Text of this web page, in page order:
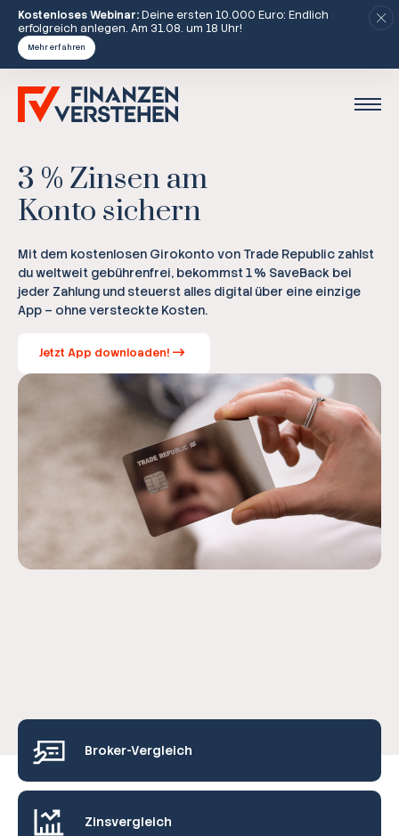
Kostenloses Webinar:Deine ersten 10.000 Euro: Endlich
erfolgreich anlegen. Am 31.08. um 18 Uhr!
Mehr erfahren
3 % Zinsen am
Konto sichern
Mit dem kostenlosen Girokonto von Trade Republic zahlst
du weltweit gebührenfrei, bekommst 1 % SaveBack bei
jeder Zahlung und steuerst alles digital über eine einzige
App – ohne versteckte Kosten.
Jetzt App downloaden!
Broker-Vergleich
Zinsvergleich